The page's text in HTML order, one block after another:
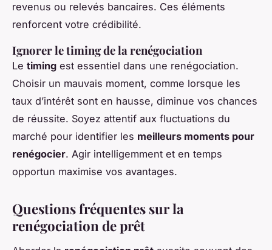
revenus ou relevés bancaires. Ces éléments
renforcent votre crédibilité.
Ignorer le timing de la renégociation
Le timing est essentiel dans une renégociation.
Choisir un mauvais moment, comme lorsque les
taux d’intérêt sont en hausse, diminue vos chances
de réussite. Soyez attentif aux fluctuations du
marché pour identifier les meilleurs moments pour
renégocier. Agir intelligemment et en temps
opportun maximise vos avantages.
Questions fréquentes sur la
renégociation de prêt